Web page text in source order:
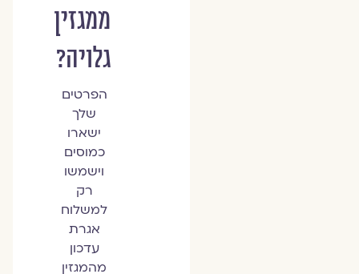
ממגזין
גלויה?
הפרטים
שלך
ישארו
כמוסים
וישמשו
רק
למשלוח
אגרת
עדכון
מהמגזין